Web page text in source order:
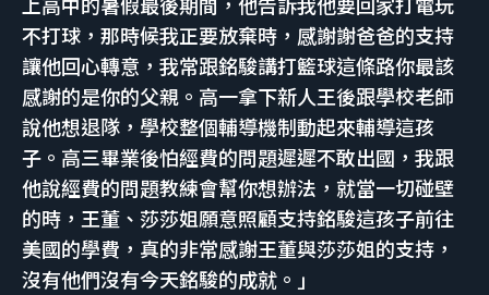
不打球，那時候我正要放棄時，感謝謝爸爸的支持
讓他回心轉意，我常跟銘駿講打籃球這條路你最該
感謝的是你的父親。高一拿下新人王後跟學校老師
說他想退隊，學校整個輔導機制動起來輔導這孩
子。高三畢業後怕經費的問題遲遲不敢出國，我跟
他說經費的問題教練會幫你想辦法，就當一切碰壁
的時，王董、莎莎姐願意照顧支持銘駿這孩子前往
美國的學費，真的非常感謝王董與莎莎姐的支持，
沒有他們沒有今天銘駿的成就。」